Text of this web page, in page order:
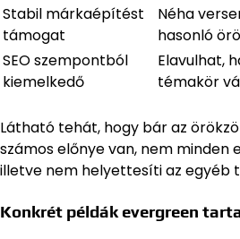
Stabil márkaépítést
támogat
Néha
hasonló
SEO szempontból
kiemelkedő
Elavulhat,
témakör
Látható tehát, hogy bár az
számos előnye van, nem minden
illetve nem helyettesíti az egyéb
Konkrét példák evergreen